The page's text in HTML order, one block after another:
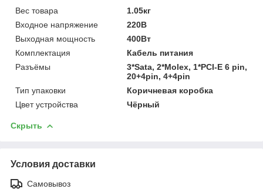
Вес товара
1.05кг
Входное напряжение
220В
Выходная мощность
400Вт
Комплектация
Кабель питания
Разъёмы
3*Sata, 2*Molex, 1*PCI-E 6 pin,
20+4pin, 4+4pin
Тип упаковки
Коричневая коробка
Цвет устройства
Чёрный
Скрыть
Условия доставки
Самовывоз